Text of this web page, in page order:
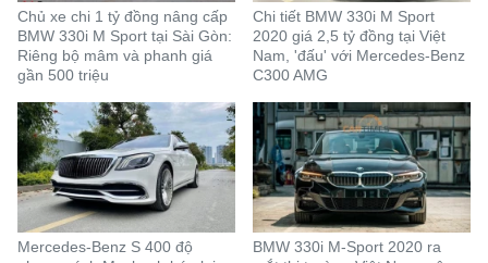
Chủ xe chi 1 tỷ đồng nâng cấp
BMW 330i M Sport tại Sài Gòn:
Riêng bộ mâm và phanh giá
gần 500 triệu
Chi tiết BMW 330i M Sport
2020 giá 2,5 tỷ đồng tại Việt
Nam, 'đấu' với Mercedes-Benz
C300 AMG
Mercedes-Benz S 400 độ
BMW 330i M-Sport 2020 ra